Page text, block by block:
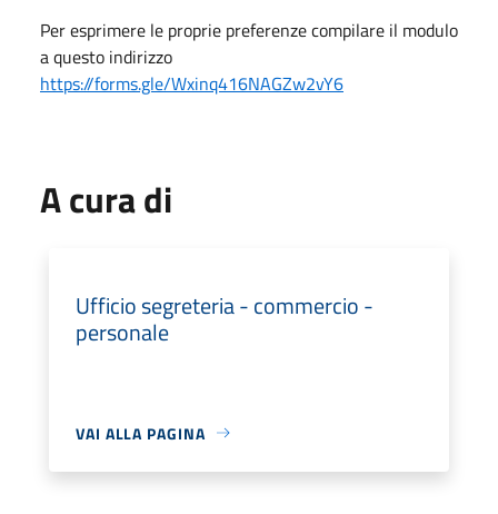
Per esprimere le proprie preferenze compilare il modulo
a questo indirizzo
https://forms.gle/Wxinq416NAGZw2vY6
A cura di
Ufficio segreteria - commercio -
personale
VAI ALLA PAGINA